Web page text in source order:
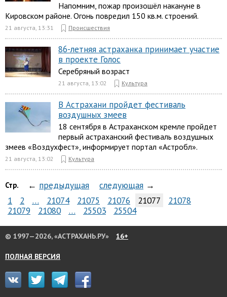
Напомним, пожар произошёл накануне в
Кировском районе. Огонь повредил 150 кв.м. строений.
21 августа, 13:31 Происшествия
86-летняя астраханка принимает участие
в проекте Голос
Серебряный возраст
21 августа, 13:02 Культура
В Астрахани пройдет фестиваль
воздушных змеев
18 сентября в Астраханском кремле пройдет
первый астраханский фестиваль воздушных
змеев «Воздухфест», информирует портал «Астробл».
21 августа, 13:02 Культура
Стр. ← предыдущая следующая →
1
2 … 21074 21075 21076 21077
21078
21079
21080 … 25503 25504
© 1997—2026, «АСТРАХАНЬ.РУ» 16+
ПОЛНАЯ ВЕРСИЯ